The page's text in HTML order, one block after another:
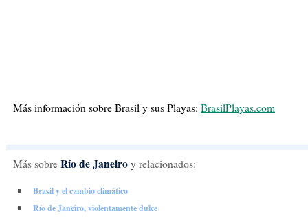
Más información sobre Brasil y sus Playas: BrasilPlayas.com
Más sobre Río de Janeiroy relacionados:
Brasil y el cambio climático
Río de Janeiro, violentamente dulce